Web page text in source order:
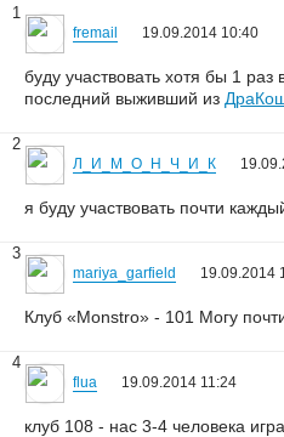
1
fremail 19.09.2014 10:40
буду участвовать хотя бы 1
последний выживший из
2
Л_И_М_О_Н_Ч_И_К
я буду участвовать почти
3
mariya_garfield 19.09.2014
Клуб «Monstro» - 101 Могу
4
flua 19.09.2014 11:24
клуб 108 - нас 3-4 человека